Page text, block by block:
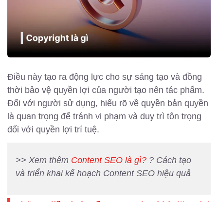
Điều này tạo ra động lực cho sự sáng tạo và đồng
thời bảo vệ quyền lợi của người tạo nên tác phẩm.
Đối với người sử dụng, hiểu rõ về quyền bản quyền
là quan trọng để tránh vi phạm và duy trì tôn trọng
đối với quyền lợi trí tuệ.
>> Xem thêm Content SEO là gì?? Cách tạo
và triển khai kế hoạch Content SEO hiệu quả